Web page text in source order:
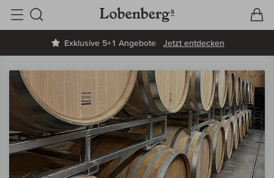
Exklusive 5+1 Angebote Jetzt entdecken
Suche